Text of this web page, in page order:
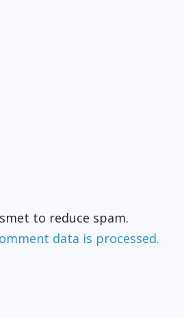
to reduce spam.
data is processed.